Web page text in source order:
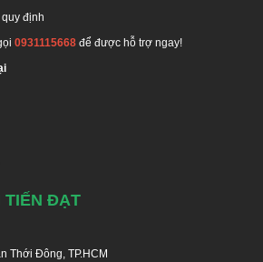
định
0931115668 để được hỗ trợ ngay!
TIẾN ĐẠT
Thới Đông, TP.HCM